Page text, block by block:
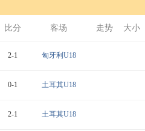
比分 客场 走势 大小
2-1 匈牙利U18
0-1 土耳其U18
2-1 土耳其U18